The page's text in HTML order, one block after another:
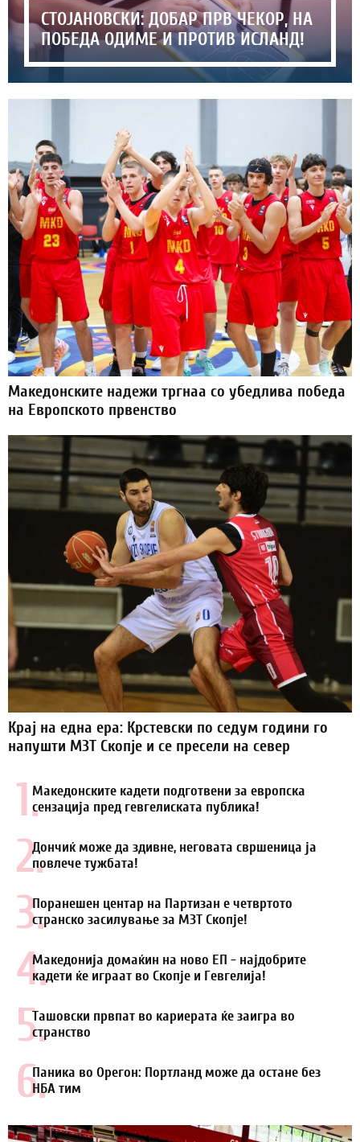
СТОЈАНОВСКИ: ДОБАР ПРВ ЧЕКОР, НА
ПОБЕДА ОДИМЕ И ПРОТИВ ИСЛАНД!
Македонските надежи тргнаа со убедлива победа
на Европското првенство
Крај на една ера: Крстевски по седум години го
напушти МЗТ Скопје и се пресели на север
1.Македонските кадети подготвени за европска
сензација пред гевгелиската публика!
2.Дончиќ може да здивне, неговата свршеница ја
повлече тужбата!
3.Поранешен центар на Партизан е четвртото
странско засилување за МЗТ Скопје!
4.Македонија домаќин на ново ЕП - најдобрите
кадети ќе играат во Скопје и Гевгелија!
5.Ташовски првпат во кариерата ќе заигра во
странство
6.Паника во Орегон: Портланд може да остане без
НБА тим